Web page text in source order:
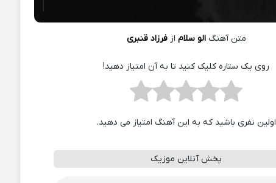
متن آهنگالو سلام ازفرزاد قنبری
روی یک ستاره کلیک کنید تا به آن امتیاز دهید!
اولین نفری باشید که به این آهنگ امتیاز می دهید.
پخش آنلاین موزیک